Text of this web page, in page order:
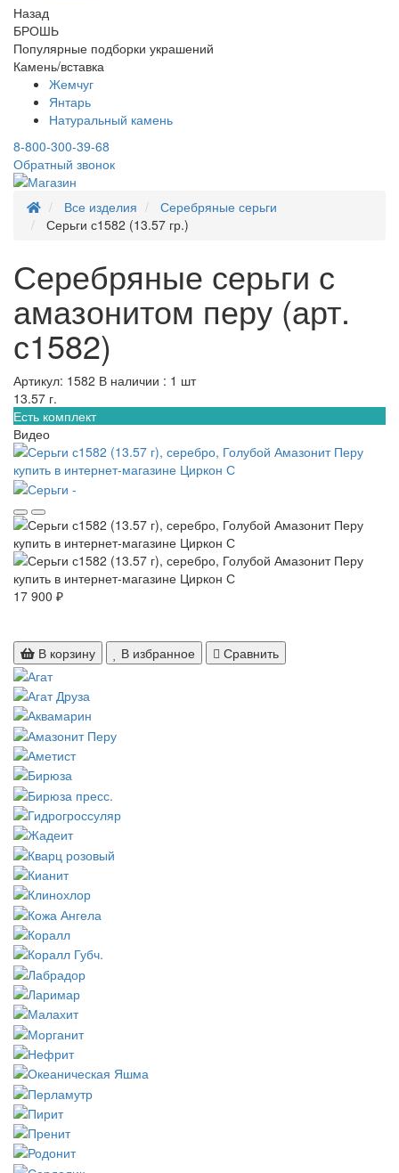
Назад
БРОШЬ
Популярные подборки украшений
Камень/вставка
Жемчуг
Янтарь
Натуральный камень
8-800-300-39-68
Обратный звонок
Все изделия
Серебряные серьги
Серьги с1582 (13.57 гр.)
Серебряные серьги с
амазонитом перу (арт.
с1582)
Артикул: 1582 В наличии : 1 шт
13.57 г.
Есть комплект
Видео
17 900 ₽
В корзину В избранное Сравнить